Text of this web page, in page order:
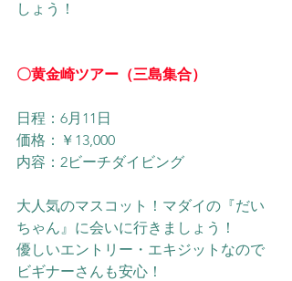
しょう！
〇黄金崎ツアー（三島集合）
日程：6月11日
価格：￥13,000
内容：2ビーチダイビング
大人気のマスコット！マダイの『だい
ちゃん』に会いに行きましょう！
優しいエントリー・エキジットなので
ビギナーさんも安心！